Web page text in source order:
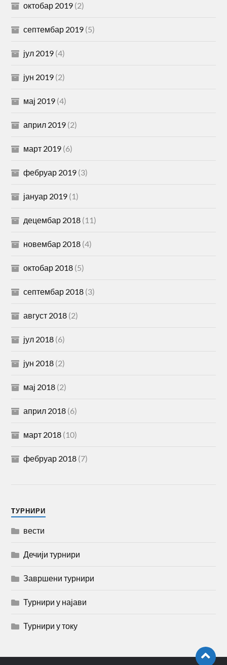
октобар 2019 (2)
септембар 2019 (5)
јул 2019 (4)
јун 2019 (2)
мај 2019 (4)
април 2019 (2)
март 2019 (6)
фебруар 2019 (3)
јануар 2019 (1)
децембар 2018 (11)
новембар 2018 (4)
октобар 2018 (5)
септембар 2018 (3)
август 2018 (2)
јул 2018 (6)
јун 2018 (2)
мај 2018 (2)
април 2018 (6)
март 2018 (10)
фебруар 2018 (7)
TУРНИРИ
вести
Дечији турнири
Завршени турнири
Турнири у најави
Турнири у току